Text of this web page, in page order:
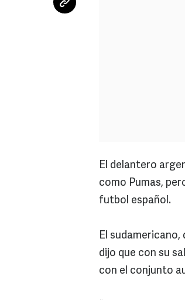
El delantero
como Pumas,
futbol español.
El
dijo que con su
con el conjunto